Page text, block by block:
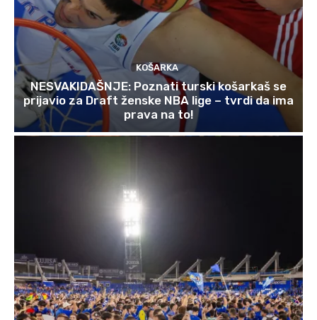
KOŠARKA
NESVAKIDAŠNJE: Poznati turski košarkaš se
prijavio za Draft ženske NBA lige – tvrdi da ima
prava na to!